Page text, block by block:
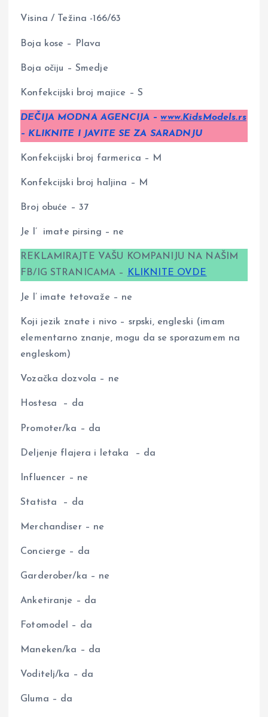
Visina / Težina -166/63
Boja kose – Plava
Boja očiju – Smedje
Konfekcijski broj majice – S
DEČIJA MODNA AGENCIJA –www.KidsModels.rs
– KLIKNITE I JAVITE SE ZA SARADNJU
Konfekcijski broj farmerica – M
Konfekcijski broj haljina – M
Broj obuće – 37
Je l’ imate pirsing – ne
REKLAMIRAJTE VAŠU KOMPANIJU NA NAŠIM
FB/IG STRANICAMA –
KLIKNITE OVDE
Je l’ imate tetovaže – ne
Koji jezik znate i nivo – srpski, engleski (imam
elementarno znanje, mogu da se sporazumem na
engleskom)
Vozačka dozvola – ne
Hostesa – da
Promoter/ka – da
Deljenje flajera i letaka – da
Influencer – ne
Statista – da
Merchandiser – ne
Concierge – da
Garderober/ka – ne
Anketiranje – da
Fotomodel – da
Maneken/ka – da
Voditelj/ka – da
Gluma – da